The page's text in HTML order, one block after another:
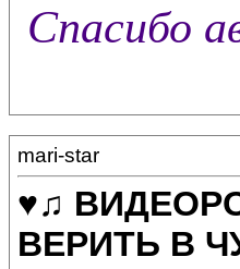
Спасибо
mari-star
♥♫
ВЕРИТЬ В